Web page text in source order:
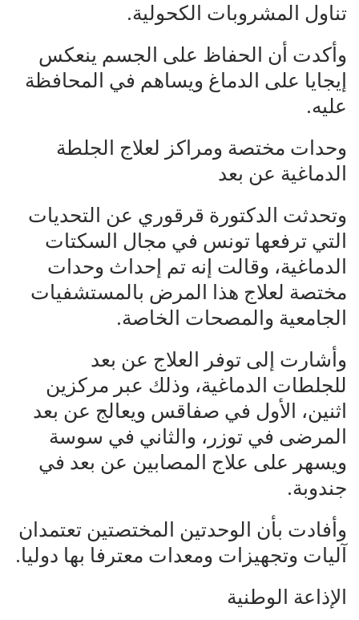
تناول المشروبات الكحولية.
وأكدت أن الحفاظ على الجسم ينعكس
إيجايا على الدماغ ويساهم في المحافظة
عليه.
وحدات مختصة ومراكز لعلاج الجلطة
الدماغية عن بعد
وتحدثت الدكتورة قرقوري عن التحديات
التي ترفعها تونس في مجال السكتات
الدماغية، وقالت إنه تم إحداث وحدات
مختصة لعلاج هذا المرض بالمستشفيات
الجامعية والمصحات الخاصة.
وأشارت إلى توفر العلاج عن بعد
للجلطات الدماغية، وذلك عبر مركزين
اثنين، الأول في صفاقس ويعالج عن بعد
المرضى في توزر، والثاني في سوسة
ويسهر على علاج المصابين عن بعد في
جندوبة.
وأفادت بأن الوحدتين المختصتين تعتمدان
آليات وتجهيزات ومعدات معترفا بها دوليا.
الإذاعة الوطنية